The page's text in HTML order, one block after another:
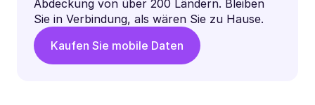
Abdeckung von über 200 Ländern. Bleiben
Sie in Verbindung, als wären Sie zu Hause.
Kaufen Sie mobile Daten